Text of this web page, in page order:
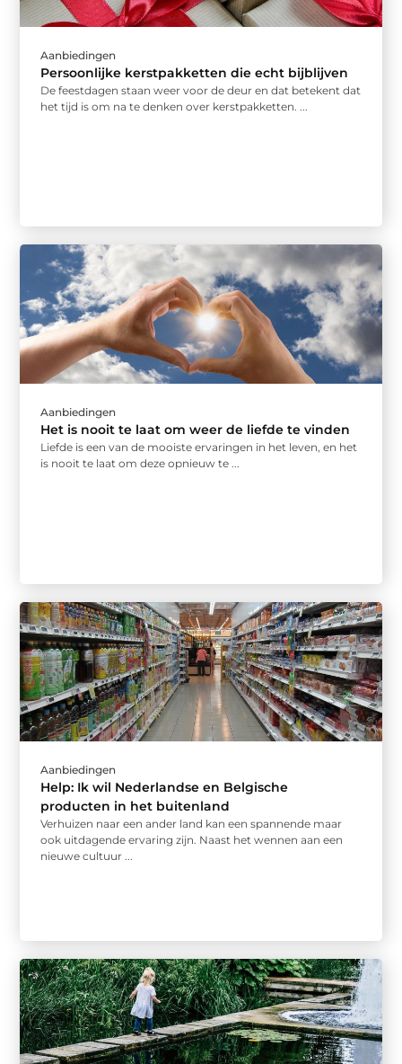
Aanbiedingen
Persoonlijke kerstpakketten die echt bijblijven
De feestdagen staan weer voor de deur en dat betekent dat
het tijd is om na te denken over kerstpakketten. ...
Aanbiedingen
Het is nooit te laat om weer de liefde te vinden
Liefde is een van de mooiste ervaringen in het leven, en het
is nooit te laat om deze opnieuw te ...
Aanbiedingen
Help: Ik wil Nederlandse en Belgische
producten in het buitenland
Verhuizen naar een ander land kan een spannende maar
ook uitdagende ervaring zijn. Naast het wennen aan een
nieuwe cultuur ...